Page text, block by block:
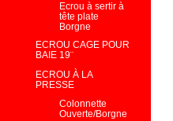
Ecrou à sertir à
tête plate
Borgne
ECROU CAGE POUR
BAIE 19¨
ECROU À LA
PRESSE
Colonnette
Ouverte/Borgne